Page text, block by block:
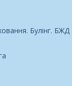
Булінг. БЖД